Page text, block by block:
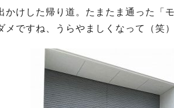
かけした帰り道。たまたま通った「
メですね、うらやましくなって（笑